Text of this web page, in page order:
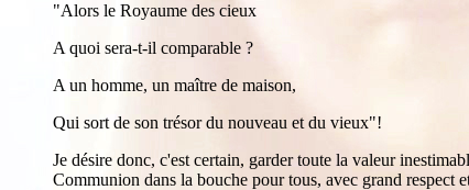
"Alors le Royaume des cieux
A quoi sera-t-il comparable ?
A un homme, un maître de maison,
Qui sort de son trésor du nouveau et du vieux"!
Je désire donc, c'est certain, garder toute la valeur
Communion dans la bouche pour tous, avec grand respect